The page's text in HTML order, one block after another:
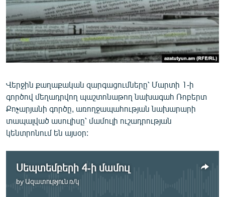
ՄԻՋԱԶԳԱՅԻՆ
ՄՇԱԿՈՒՅԹ
ՍՊՈՐՏ
ՄԵԿՆԱԲԱՆՈՒԹՅՈՒՆ
ՏՏ ԵՒ ԻՆՏԵՐՆԵՏ
ԿՈՐՈՆԱՎԻՐՈՒՍ
ԱՐԽԻՎ
ՏԵՍԱՆՅՈՒԹԵՐ
ԲԱՆԱՎԵՃ
ՁԳՏԵԼՈՎ ԼԱՎԱԳՈՒՅՆԻՆ
ՓՈԴՔԱՍԹ
Վերջին քաղաքական զարգացումները՝ Մարտի 1-ի
գործով մեղադրվող պաշտոնաթող նախագահ Ռոբերտ
Քոչարյանի գործը, առողջապահության նախարարի
տապալված ասուլիսը՝ մամուլի ուշադրության
կենտրոնում են այսօր:
Սեպտեմբերի 4-ի մամուլ
by Ազատություն ռ/կ
No media source currently available